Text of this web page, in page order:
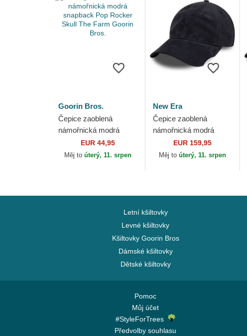
Goorin Bros.
Čepice zaoblená
námořnická modrá
snapback Pop Rocker
Skull The Farm Goorin
EUR 44,95
Měj to úterý, 11. srpen
New Era
Čepice zaoblená
námořnická modrá
nastavitelný 9TWENTY
Suede New York
EUR 159,95
Měj to úterý, 11. srpen
Letní kšiltovky
Levné kšiltovky
Kšiltovky Goorin Bros
Dámské kšiltovky
Dětské kšiltovky
Pomoc
Můj účet
#StyleForTrees
Předvolby souhlasu